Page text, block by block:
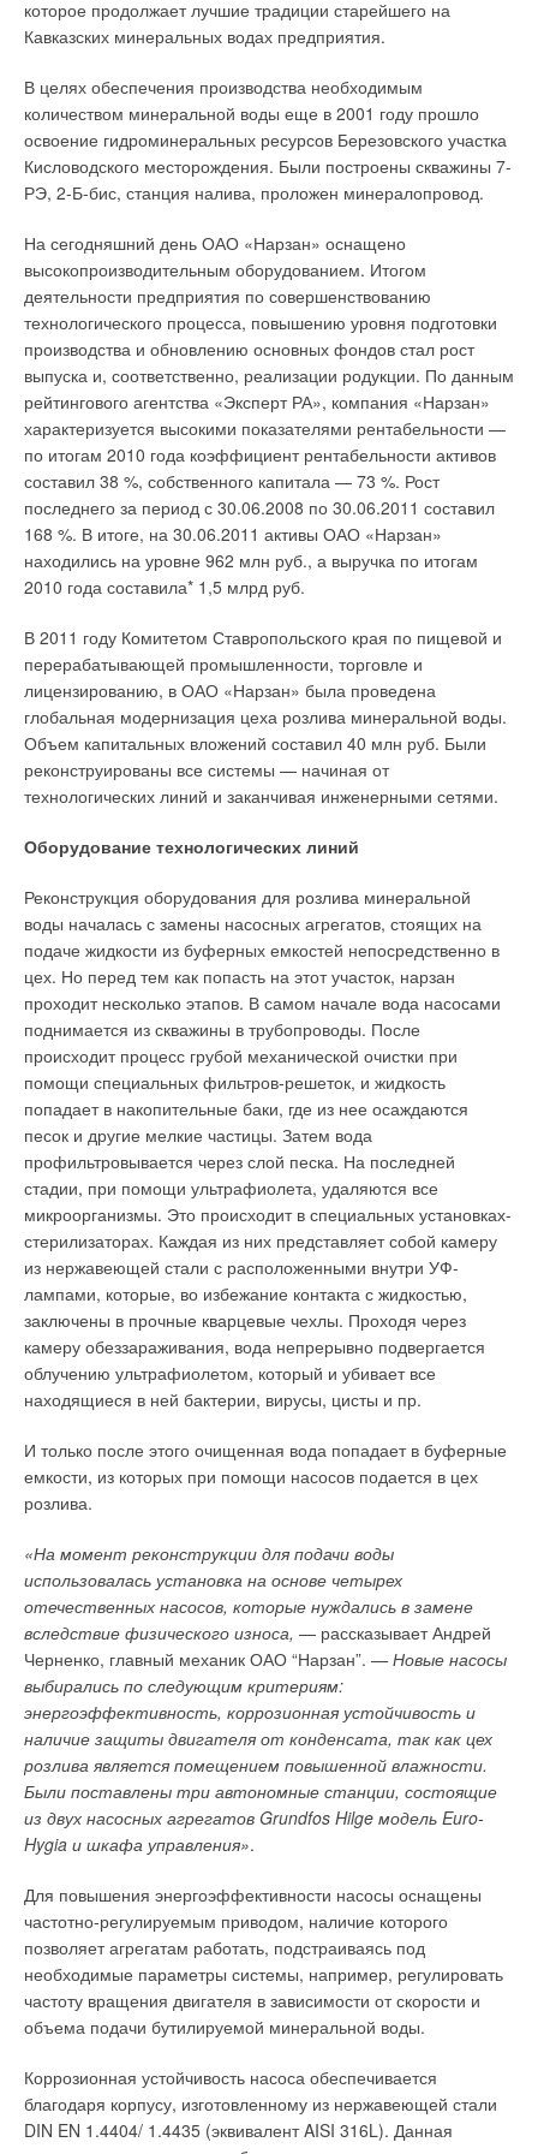
которое продолжает лучшие традиции старейшего на
Кавказских минеральных водах предприятия.
В целях обеспечения производства необходимым
количеством минеральной воды еще в 2001 году прошло
освоение гидроминеральных ресурсов Березовского участка
Кисловодского месторождения. Были построены скважины 7-
РЭ, 2-Б-бис, станция налива, проложен минералопровод.
На сегодняшний день ОАО «Нарзан» оснащено
высокопроизводительным оборудованием. Итогом
деятельности предприятия по совершенствованию
технологического процесса, повышению уровня подготовки
производства и обновлению основных фондов стал рост
выпуска и, соответственно, реализации родукции. По данным
рейтингового агентства «Эксперт РА», компания «Нарзан»
характеризуется высокими показателями рентабельности —
по итогам 2010 года коэффициент рентабельности активов
составил 38 %, собственного капитала — 73 %. Рост
последнего за период с 30.06.2008 по 30.06.2011 составил
168 %. В итоге, на 30.06.2011 активы ОАО «Нарзан»
находились на уровне 962 млн руб., а выручка по итогам
2010 года составила* 1,5 млрд руб.
В 2011 году Комитетом Ставропольского края по пищевой и
перерабатывающей промышленности, торговле и
лицензированию, в ОАО «Нарзан» была проведена
глобальная модернизация цеха розлива минеральной воды.
Объем капитальных вложений составил 40 млн руб. Были
реконструированы все системы — начиная от
технологических линий и заканчивая инженерными сетями.
Оборудование технологических линий
Реконструкция оборудования для розлива минеральной
воды началась с замены насосных агрегатов, стоящих на
подаче жидкости из буферных емкостей непосредственно в
цех. Но перед тем как попасть на этот участок, нарзан
проходит несколько этапов. В самом начале вода насосами
поднимается из скважины в трубопроводы. После
происходит процесс грубой механической очистки при
помощи специальных фильтров-решеток, и жидкость
попадает в накопительные баки, где из нее осаждаются
песок и другие мелкие частицы. Затем вода
профильтровывается через слой песка. На последней
стадии, при помощи ультрафиолета, удаляются все
микроорганизмы. Это происходит в специальных установках-
стерилизаторах. Каждая из них представляет собой камеру
из нержавеющей стали с расположенными внутри УФ-
лампами, которые, во избежание контакта с жидкостью,
заключены в прочные кварцевые чехлы. Проходя через
камеру обеззараживания, вода непрерывно подвергается
облучению ультрафиолетом, который и убивает все
находящиеся в ней бактерии, вирусы, цисты и пр.
И только после этого очищенная вода попадает в буферные
емкости, из которых при помощи насосов подается в цех
розлива.
«На момент реконструкции для подачи воды
использовалась установка на основе четырех
отечественных насосов, которые нуждались в замене
вследствие физического износа, — рассказывает Андрей
Черненко, главный механик ОАО “Нарзан”. — Новые насосы
выбирались по следующим критериям:
энергоэффективность, коррозионная устойчивость и
наличие защиты двигателя от конденсата, так как цех
розлива является помещением повышенной влажности.
Были поставлены три автономные станции, состоящие
из двух насосных агрегатов Grundfos Hilge модель Euro-
Hygia и шкафа управления».
Для повышения энергоэффективности насосы оснащены
частотно-регулируемым приводом, наличие которого
позволяет агрегатам работать, подстраиваясь под
необходимые параметры системы, например, регулировать
частоту вращения двигателя в зависимости от скорости и
объема подачи бутилируемой минеральной воды.
Коррозионная устойчивость насоса обеспечивается
благодаря корпусу, изготовленному из нержавеющей стали
DIN EN 1.4404/ 1.4435 (эквивалент AISI 316L). Данная
Следует отметить, что о конкуренции товаров и услуг
публикаций, в том числе, и в Интернете. К большому нашему
сожалению, публикации о конкурентоспособности труб для
напорных внутренних трубопроводов практически
отсутствуют не только в российских изданиях. Нет их и в
странах с развитой рыночной экономикой.
Раньше, в советское время, проблема
конкурентоспособности труб ни для производителей, ни для
потребителей остро не стояла. Трубные изделия
поставлялись Госснабом по разнарядке. Исключением
являлись предприятия, изготовлявшие стальные (других
практически не было) трубы на экспорт, а также Внешторг,
экспортирующий трубы за рубеж.
С точки зрения микроэкономического подхода, победа в
конкурентной борьбе, безусловно, является целью любого
производителя и поставщика трубной продукции [4]. Причем
это победа не разовая, не случайная, а являющаяся
закономерным итогом их постоянных и грамотных усилий.
Достигается она или нет — будет зависеть от
поставляемых конкретным субъектом, участвующим в
товарно-денежных отношениях, в которых основным
объектом являются эти трубы. То есть от того, насколько
конкретные трубы лучше трубаналогов других участников
рынка.
Конкурентоспособность труб сегодня, в отличие от плановой
что трубная продукция и все, что ей сопутствует, должно
потребителей не только по своим качественным,
техническим, экономическим, эстетическим характеристикам,
но и по коммерческим и иным условиям ее реализации
(цена, сроки поставки, каналы сбыта, сервис, реклама).
Более того, важной составной частью
конкурентоспособности труб, как товара, является
совокупный уровень затрат всех участников жизненного
цикла (ЖЦ:производство → проектирование → монтаж →
эксплуатация → ремонт → утилизация) конкретного
внутреннего напорного трубопровода, устроенного из
искомых труб.
Конкурентоспособность труб в условиях сегодняшнего (уже
всепланетарного для России) рынка (РФ с 2013 года
является членом ВТО) предполагает понимание нужд
потребителя и тенденций их развития, знание поведения и
возможностей конкурентов, знание состояния и тенденций
развития рынка и окружающей среды, умение как
изготовлять высококачественные трубные изделия и так
доводить их до потребителя, чтобы последний предпочел их
из какого материала они изготовлены [1–3].
На рынке трубы, как товар, определяют судьбу рыночной и
связи с этим обстоятельством вся совокупность
предпринимаемых мер, обусловленных этим товаром, то
есть его создание, производство и совершенствование,
продвижение и реализация на рынках, сервис, а также
снятие с производства, бесспорно, должно занимать
центральное место во всей деятельности производителя
трубных изделий и, в значительной мере, поставщика, а
также потребителя. Ведь для последнего именно трубы
определяют прогнозный срок службы (не менее 50 лет)
напорного внутреннего трубопровода (холодного/горячего
водопровода, водяного отопления, водяного
холодопровода).
Трубы для напорных внутренних трубопроводов как товар —
это главный объект на рынке. Этот объект имеет как
стоимость, так и потребительную стоимость (или ценность),
обладает определенными качествами, техническим уровнем
и надежностью, задаваемой потребителями полезностью,
показателями эффективности в производстве и потреблении.
условиях развитого рыночного механизма, позволяющего
выявить их отличие (по степени соответствия конкретной
потребности и по затратам на ее удовлетворение) — должны
Дизайн на высоком уровне
Отличные рабочие качества RAUPIANO Plus дополняются
привлекательным дизайном. В отличие от серых труб
традиционной канализации, трубы RAUPIANO Plus окрашены
в белый цвет, характерный для современного
сантехнического оборудования. Благодаря эстетическому
прокладки и прекрасно сочетаются с общим оформлением
помещения и сантехникой.
Изготовленная по уникальной трехслойной технологии,
система RAUPIANO Plus является легкой, прочной и
высокоэффективной водоотводящей системой. Она
включает виброи ударопрочный внешний слой, жесткий,
усиленный минералами средний слой и устойчивый к
коррозии внутренний. Гладкий износостойкий внутренний
слой гарантирует отсутствие отложений на трубах.
Специальное покрытие улучшает режим потока и
обеспечивает высокую пропускную способность
канализационной системы RAUPIANO Plus.
Можно быть абсолютно уверенным в надежности системы
RAUPIANO Plus. Простая техника соединения в сочетании со
встроенными на заводе уплотнительными кольцами
гарантирует отсутствие протечек и неприятного запаха.
Трубы, фасонные части и уплотнительные элементы
системы выдерживают температуру 90 °C, делая ее
Необязательно ждать лета, чтобы установить систему
RAUPIANO Plus. Ее трубы позволяют вести монтаж, даже
когда столбик термометра опускается ниже нуля. Они
обладают высокой ударопрочностью при отрицательных
температурах до –10 °C, что подтверждено знаком
«снежинка» (*) в маркировке (согласно DIN EN 1451/1411).
Система RAUPIANO Plus легко и удобно подключается к
трубам канализации НТ-РР к наружной канализации KG. Она
не требует специальных переходников. Отдельные участки
труб RAUPIANO Plus могут быть вставлены в существующие
стояки обычной «серой» канализации. При этом гибкость
конструкции позволяет монтировать ее как в стене, так и в
полу. Система шумопоглощающей канализации RAUPIANO
Plus подходит для применения в агрессивных средах, так как
она устойчива к различным химикатам, которые могут
вызвать износ трубы. Система подходит для отвода
химически агрессивных сточных вод с уровнем рН от 2
(кислая среда) до 12 (щелочная среда).
Блестящее решение для сейсмоопасных зон
Жесткие конструкции могут ломаться при вибрациях.
достигается благодаря отсутствию сварки соединений.
Уплотнительные кольца RAUPIANO Plus не только
герметичны, но и обеспечивают прочное виброи
ударопрочное соединение. Устойчивая и надежная система
подходит даже для высотных зданий в сейсмоопасных зонах.
RAUPIANO Plus предлагает решения противопожарной
защиты и звукоизоляции, удовлетворяет строительным
нормам и правилам и обеспечивает высокую степень
безопасности. Внутренний материал противопожарной
манжеты расширяется при температуре 120 °C, блокируя
распространение огня и дыма на верхние уровни и
подходит для использования в кухонных помещениях,
лабораториях и больницах.
Система шумопоглощающей канализации RAUPIANO Plus,
разработанная специалистами компании REHAU,
превосходит самые смелые ожидания и самые высокие
стоят более 60 лет инновационной деятельности REHAU в
области полимерной продукции и более 30 лет создания и
внедрения «ноу-хау» в области внутренних инженерных